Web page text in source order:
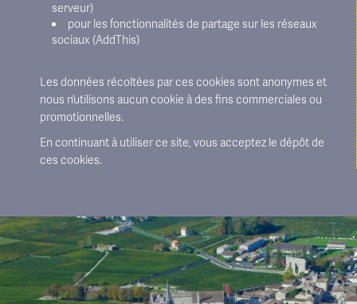
serveur)
pour les fonctionnalités de partage sur les réseaux
sociaux (AddThis)
Les données récoltées par ces cookies sont anonymes et
nous n’utilisons aucun cookie à des fins commerciales ou
promotionnelles.
En continuant à utiliser ce site, vous acceptez le dépôt de
ces cookies.